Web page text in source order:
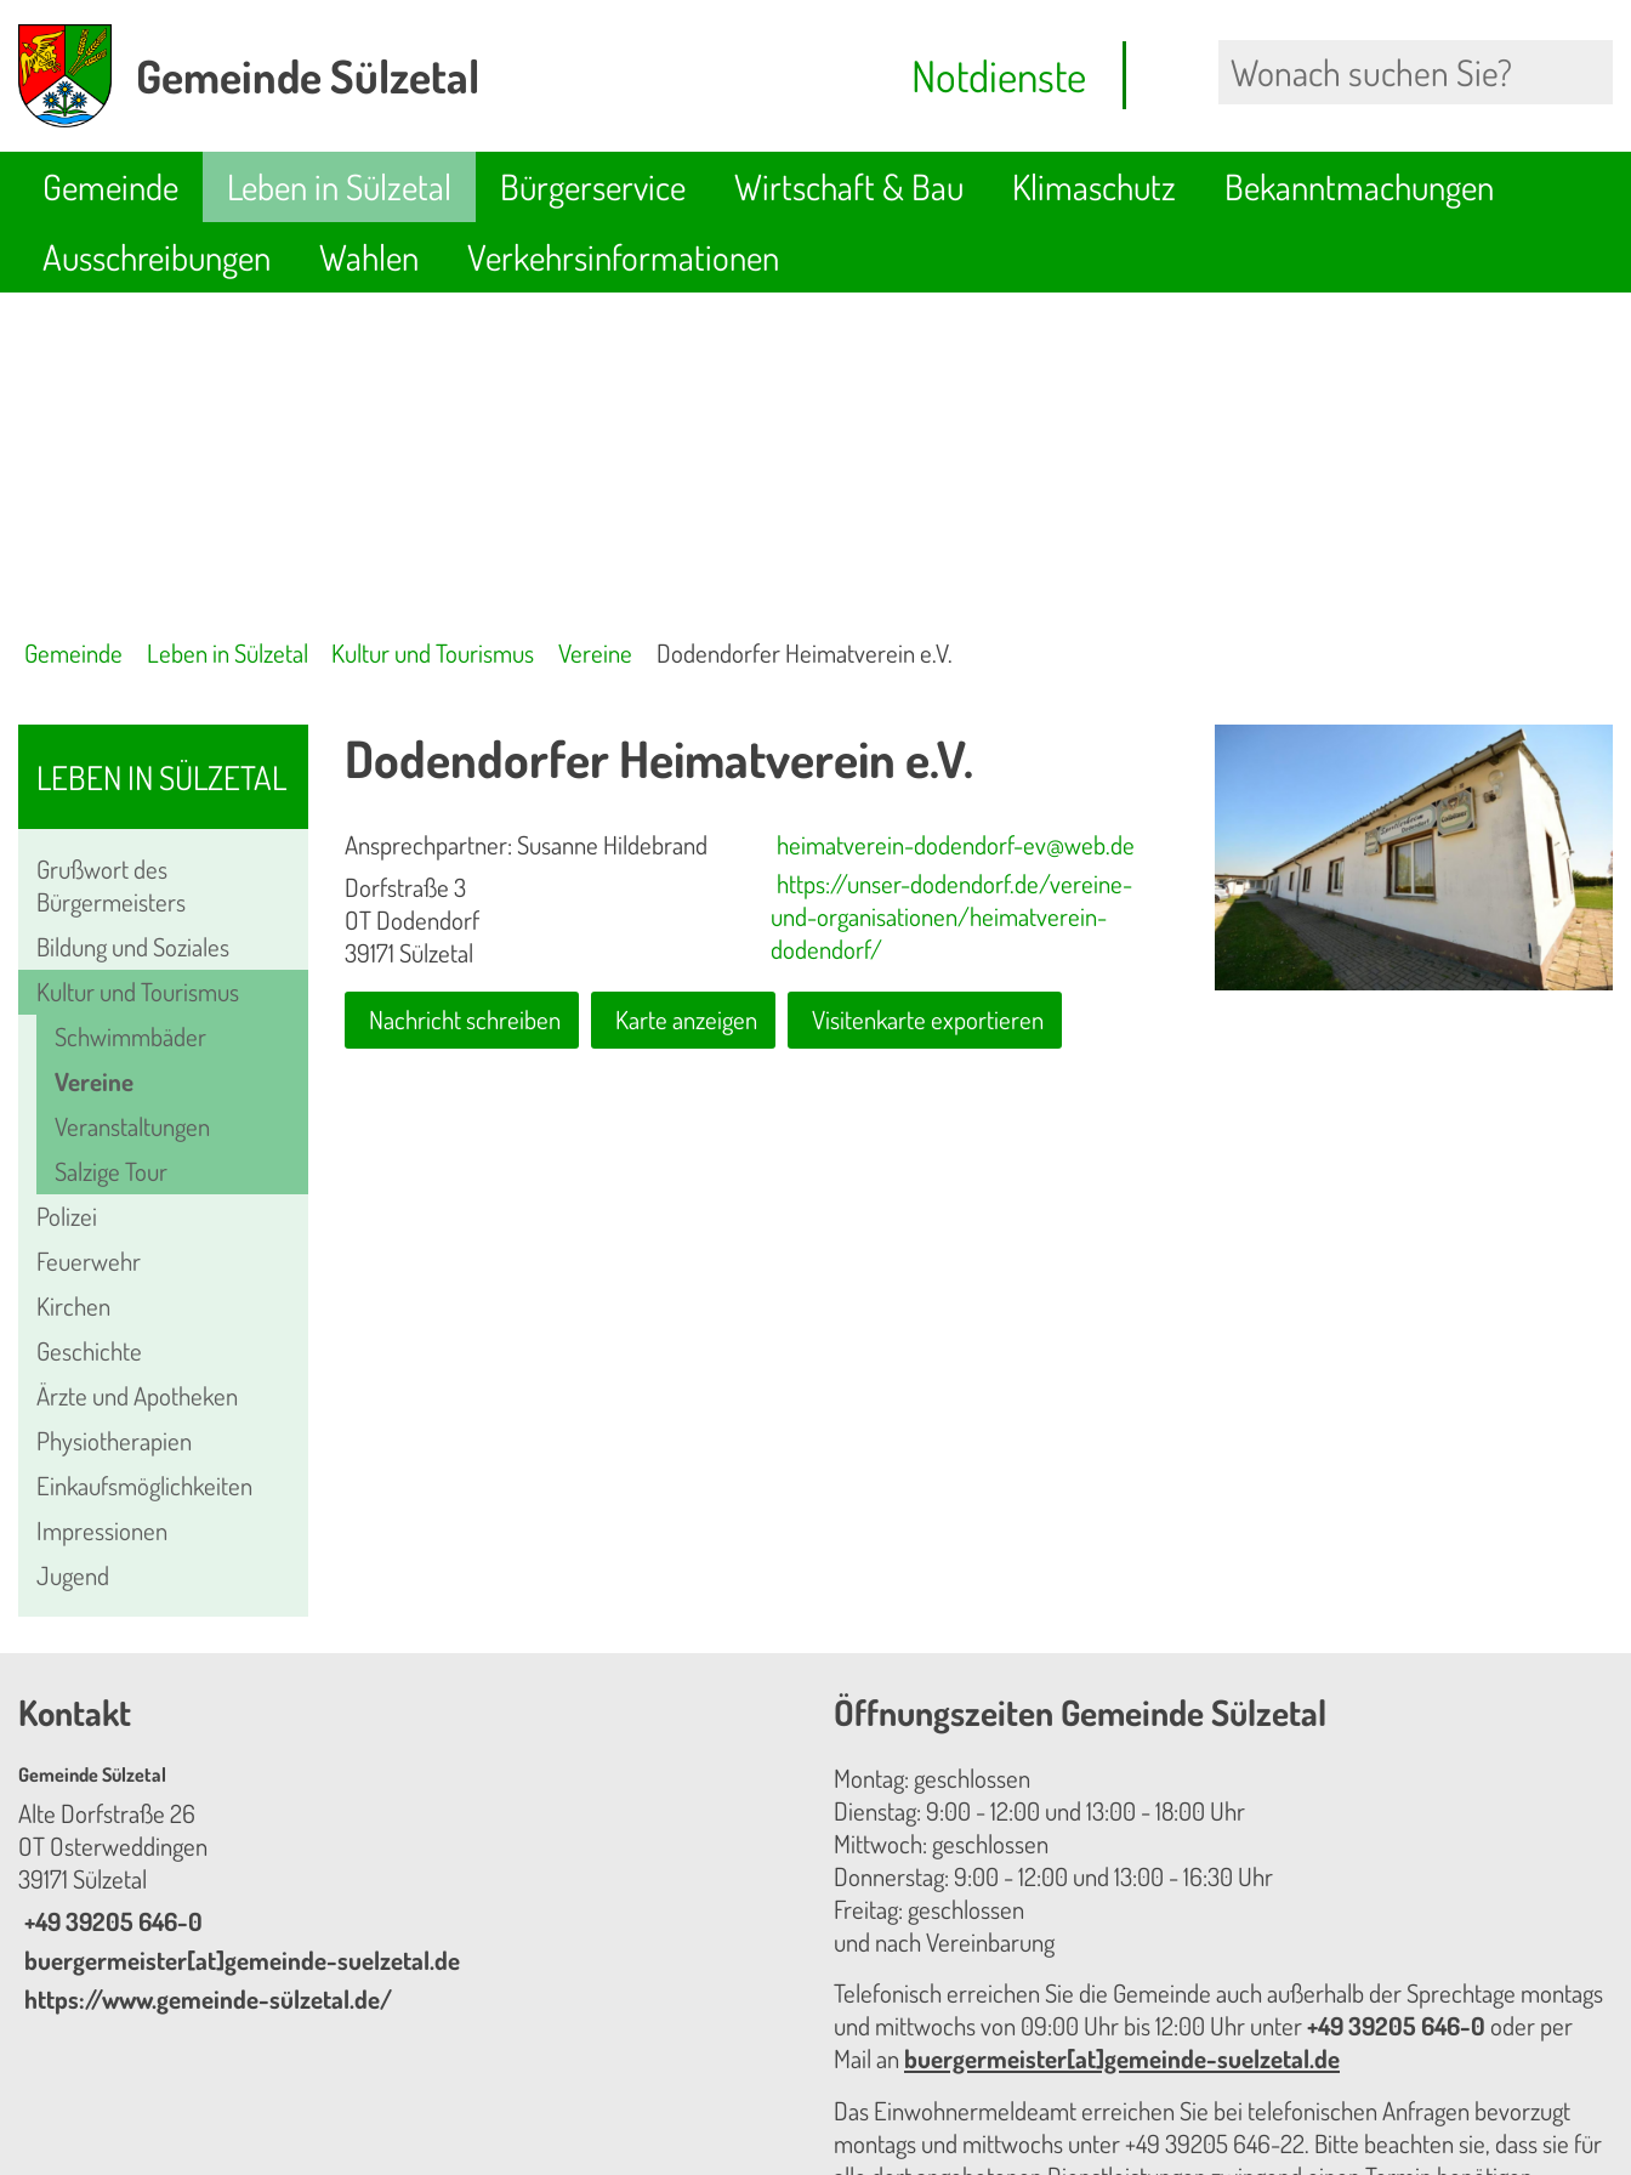
Gemeinde Sülzetal Notdienste
Gemeinde Leben in Sülzetal Bürgerservice Wirtschaft & Bau Klimaschutz
Bekanntmachungen
Ausschreibungen
Wahlen Verkehrsinformationen
Gemeinde Leben in Sülzetal Kultur und Tourismus Vereine Dodendorfer Heimatverein e.V.
LEBEN IN SÜLZETAL
Grußwort des
Bürgermeisters
Bildung und Soziales
Kultur und Tourismus
Schwimmbäder
Vereine
Veranstaltungen
Salzige Tour
Polizei
Feuerwehr
Kirchen
Geschichte
Ärzte und Apotheken
Physiotherapien
Einkaufsmöglichkeiten
Impressionen
Jugend
Dodendorfer Heimatverein e.V.
Ansprechpartner: Susanne Hildebrand
Dorfstraße 3
OT Dodendorf
39171 Sülzetal
heimatverein-dodendorf-ev@web.de
https://unser-dodendorf.de/vereine-
und-organisationen/heimatverein-
dodendorf/
Nachricht schreiben Karte anzeigen Visitenkarte exportieren
Kontakt
Gemeinde Sülzetal
Alte Dorfstraße 26
OT Osterweddingen
39171 Sülzetal
+49 39205 646-0
buergermeister[at]gemeinde-suelzetal.de
https://www.gemeinde-sülzetal.de/
Öffnungszeiten Gemeinde Sülzetal
Montag: geschlossen
Dienstag: 9:00 - 12:00 und 13:00 - 18:00 Uhr
Mittwoch: geschlossen
Donnerstag: 9:00 - 12:00 und 13:00 - 16:30 Uhr
Freitag: geschlossen
und nach Vereinbarung
Telefonisch erreichen Sie die Gemeinde auch außerhalb der Sprechtage montags
und mittwochs von 09:00 Uhr bis 12:00 Uhr unter+49 39205 646-0 oder per
Mail an buergermeister[at]gemeinde-suelzetal.de
Das Einwohnermeldeamt erreichen Sie bei telefonischen Anfragen bevorzugt
montags und mittwochs unter +49 39205 646-22. Bitte beachten sie, dass sie für